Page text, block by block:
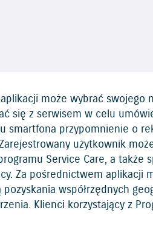
może wybrać
się z serwisem w celu
smartfona przypomnienie o
użytkownik
Service Care, a
Za pośrednictwem aplikacji
współrzędnych
Klienci korzystający z